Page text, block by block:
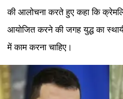
की आलोचना करते हुए कहा कि
आयोजित करने की जगह युद्ध का
में काम करना चाहिए।